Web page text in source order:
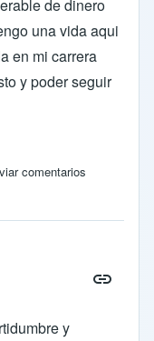
de dinero
una vida aqui
en mi carrera
y poder seguir
comentarios
y